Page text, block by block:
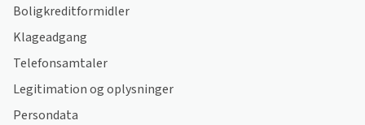
Boligkreditformidler
Klageadgang
Telefonsamtaler
Legitimation og oplysninger
Persondata